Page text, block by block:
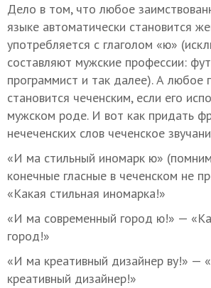
Дело в том, что любое
языке автоматически становится
употребляется с глаголом «ю»
составляют мужские профессии:
программист и так далее). А любое
становится чеченским, если его
мужском роде. И вот как придать
нечеченских слов чеченское
«И ма стильный иномарк ю»
конечные гласные в чеченском не
«Какая стильная иномарка!»
«И ма современный город ю!» —
город!»
«И ма креативный дизайнер ву!» —
креативный дизайнер!»